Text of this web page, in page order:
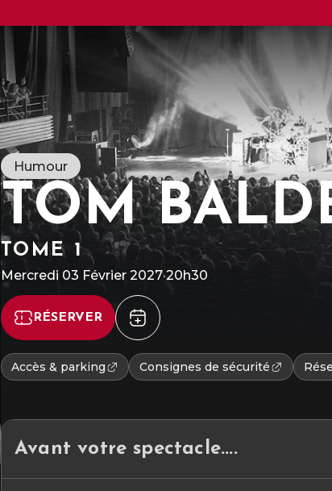
Humour
TOM
TOME 1
Mercredi 03 Février 2027·20h30
RÉSERVER
Accès & parking Consignes de sécurité
Avant votre spectacle....